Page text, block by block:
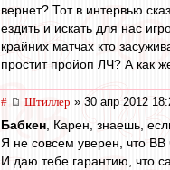
вернет? Тот в интервью
ездить и искать для нас
крайних матчах кто
простит пройоп ЛЧ? А как
# Штиллер » 30 апр 2012
Бабкен, Карен, знаешь,
Я не совсем уверен, что
И даю тебе гарантию, что